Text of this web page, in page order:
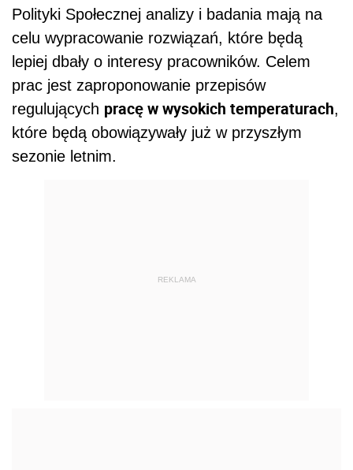
Polityki Społecznej analizy i badania mają na
celu wypracowanie rozwiązań, które będą
lepiej dbały o interesy pracowników. Celem
prac jest zaproponowanie przepisów
regulujących pracę w wysokich temperaturach,
które będą obowiązywały już w przyszłym
sezonie letnim.
REKLAMA